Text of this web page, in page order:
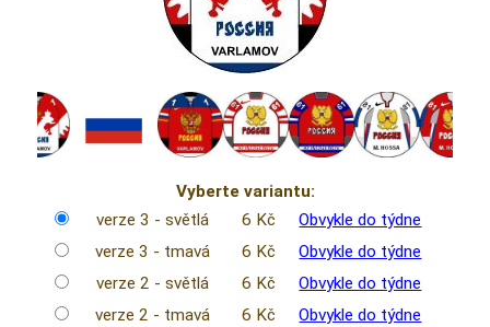
Vyberte variantu:
verze 3 - světlá
6 Kč
Obvykle do týdne
verze 3 - tmavá
6 Kč
Obvykle do týdne
verze 2 - světlá
6 Kč
Obvykle do týdne
verze 2 - tmavá
6 Kč
Obvykle do týdne